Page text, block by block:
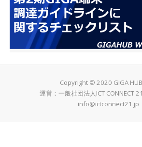
Copyright © 2020 GIGA
運営：一般社団法人ICT
info@ictconnect21.jp